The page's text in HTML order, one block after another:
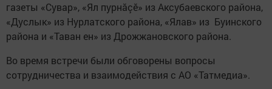
газеты «Сувар», «Ял пурнăçӗ» из Аксубаевского района,
«Дуслык» из Нурлатского района, «Ялав» из Буинского
района и «Таван ен» из Дрожжановского района.
Во время встречи были обговорены вопросы
сотрудничества и взаимодействия с АО «Татмедиа».